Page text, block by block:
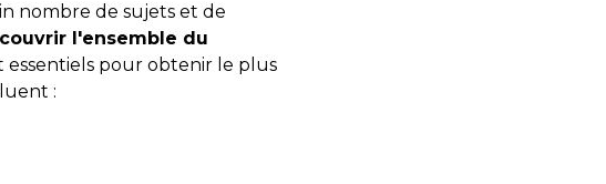
nombre de sujets et de
couvrir l'ensemble du
essentiels pour obtenir le plus
: